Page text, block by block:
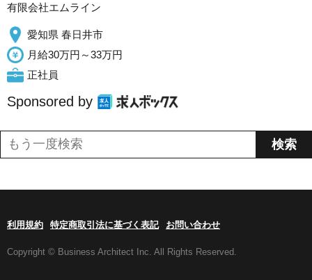
有限会社エムライン
愛知県 春日井市
月給30万円～33万円
正社員
Sponsored by
利用規約 特定商取引法に基づく表記 お問い合わせ
Copyright © Business Architect Inc. All Rights Reserved.